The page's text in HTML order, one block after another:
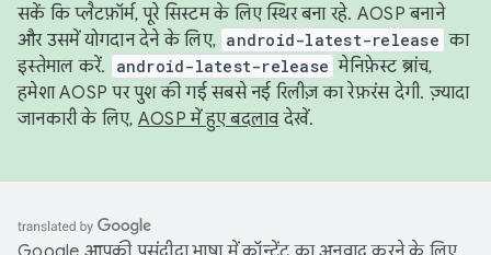
सकें कि प्लैटफ़ॉर्म, पूरे सिस्टम के लिए स्थिर बना रहे. AOSP बनाने
और उसमें योगदान देने के लिए, android-latest-release का
इस्तेमाल करें.
android-latest-release मेनिफ़ेस्ट ब्रांच,
हमेशा AOSP पर पुश की गई सबसे नई रिलीज़ का रेफ़रंस देगी. ज़्यादा
जानकारी के लिए, AOSP में हुए बदलावदेखें.